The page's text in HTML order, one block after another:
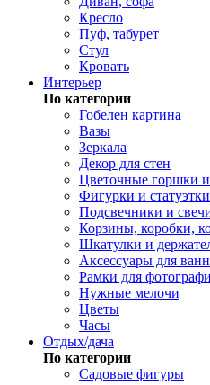
Кресло
Пуф, табурет
Стул
Кровать
Интерьер
По категории
Гобелен картина
Вазы
Зеркала
Декор для стен
Цветочные горшки
Фигурки и статуэтки
Подсвечники и
Корзины, коробки,
Шкатулки и
Аксессуары для
Рамки для
Нужные мелочи
Цветы
Часы
Отдых/дача
По категории
Садовые фигуры